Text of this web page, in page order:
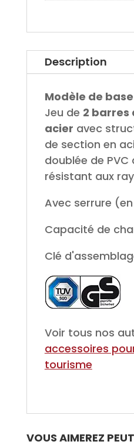
Description
Modèle de base
Jeu de 2 barres
acier avec
de section en
doublée de
résistant aux
Avec serrure
Capacité de
Clé
Voir tous nos
accessoires
tourisme
VOUS AIMEREZ